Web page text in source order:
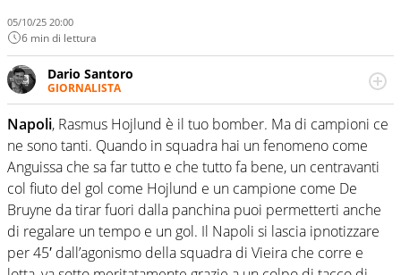
05/10/25 20:00
6 min di lettura
Dario Santoro
GIORNALISTA
Scrive, commenta, racconta lo sport in tutte le
sfaccettature. Tocca l'apice quando ha modo di
concentrarsi sulle interviste ai grandi protagonisti
Napoli, Rasmus Hojlund è il tuo bomber. Ma di campioni ce
ne sono tanti. Quando in squadra hai un fenomeno come
Anguissa che sa far tutto e che tutto fa bene, un centravanti
col fiuto del gol come Hojlund e un campione come De
Bruyne da tirar fuori dalla panchina puoi permetterti anche
di regalare un tempo e un gol. Il Napoli si lascia ipnotizzare
per 45′ dall’agonismo della squadra di Vieira che corre e